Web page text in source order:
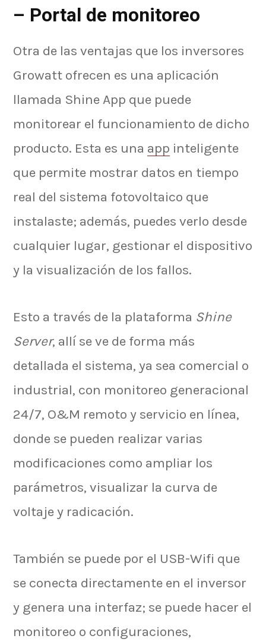
– Portal de monitoreo
Otra de las ventajas que los inversores
Growatt ofrecen es una aplicación
llamada Shine App que puede
monitorear el funcionamiento de dicho
producto. Esta es una app inteligente
que permite mostrar datos en tiempo
real del sistema fotovoltaico que
instalaste; además, puedes verlo desde
cualquier lugar, gestionar el dispositivo
y la visualización de los fallos.
Esto a través de la plataforma Shine
Server, allí se ve de forma más
detallada el sistema, ya sea comercial o
industrial, con monitoreo generacional
24/7, O&M remoto y servicio en línea,
donde se pueden realizar varias
modificaciones como ampliar los
parámetros, visualizar la curva de
voltaje y radicación.
También se puede por el USB-Wifi que
se conecta directamente en el inversor
y genera una interfaz; se puede hacer el
monitoreo o configuraciones,